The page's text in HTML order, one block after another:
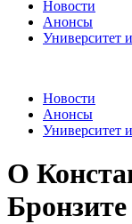
Новости
Анонсы
Новости
Анонсы
О
Бронзите